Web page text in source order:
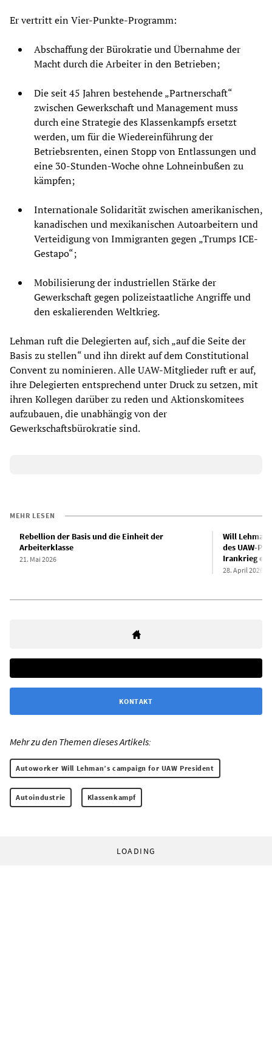
Er vertritt ein Vier-Punkte-Programm:
Abschaffung der Bürokratie und Übernahme der
Macht durch die Arbeiter in den Betrieben;
Die seit 45 Jahren bestehende „Partnerschaft“
zwischen Gewerkschaft und Management muss
durch eine Strategie des Klassenkampfs ersetzt
werden, um für die Wiedereinführung der
Betriebsrenten, einen Stopp von Entlassungen und
eine 30-Stunden-Woche ohne Lohneinbußen zu
kämpfen;
Internationale Solidarität zwischen amerikanischen,
kanadischen und mexikanischen Autoarbeitern und
Verteidigung von Immigranten gegen „Trumps ICE-
Gestapo“;
Mobilisierung der industriellen Stärke der
Gewerkschaft gegen polizeistaatliche Angriffe und
den eskalierenden Weltkrieg.
Lehman ruft die Delegierten auf, sich „auf die Seite der
Basis zu stellen“ und ihn direkt auf dem Constitutional
Convent zu nominieren. Alle UAW-Mitglieder ruft er auf,
ihre Delegierten entsprechend unter Druck zu setzen, mit
ihren Kollegen darüber zu reden und Aktionskomitees
aufzubauen, die unabhängig von der
Gewerkschaftsbürokratie sind.
MEHR LESEN
Rebellion der Basis und die Einheit der
Arbeiterklasse
21. Mai 2026
Will
des UAW-
Irankrieg ein
28. April 2026
KONTAKT
Mehr zu den Themen dieses Artikels:
Autoworker Will Lehman’s campaign for UAW President
Autoindustrie Klassenkampf
LOADING